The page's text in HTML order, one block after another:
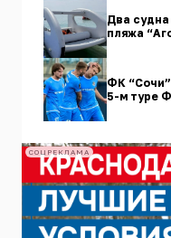
Два судна
пляжа
ФК
5-м туре
СОЦРЕКЛАМА